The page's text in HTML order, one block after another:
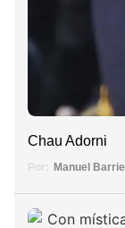
Chau Adorni
Por: Manuel